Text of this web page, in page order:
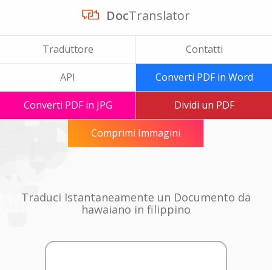
DocTranslator
Traduttore Contatti
API Converti PDF in Word
Converti PDF in JPG Dividi un PDF
Comprimi Immagini
Traduci Istantaneamente un Documento da
hawaiano in filippino